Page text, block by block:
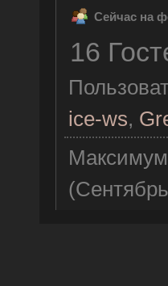
Сейчас на
16
ice-ws,
Максимум